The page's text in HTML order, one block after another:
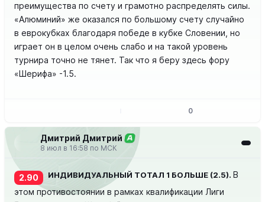
преимущества по счету и грамотно распределять силы.
«Алюминий» же оказался по большому счету случайно
в еврокубках благодаря победе в кубке Словении, но
играет он в целом очень слабо и на такой уровень
турнира точно не тянет. Так что я беру здесь фору
«Шерифа» -1.5.
0
Дмитрий Дмитрий А
8 июл в 16:58 по МСК
2.90 ИНДИВИДУАЛЬНЫЙ ТОТАЛ 1 БОЛЬШЕ (2.5). В
этом противостоянии в рамках квалификации Лиги